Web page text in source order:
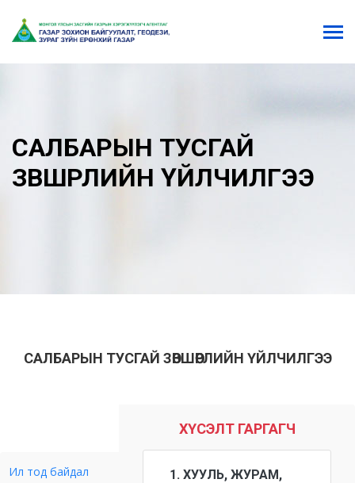
САЛБАРЫН ТУСГАЙ
ЗӨВШӨӨРЛИЙН ҮЙЛЧИЛГЭЭ
САЛБАРЫН ТУСГАЙ ЗӨВШӨӨРЛИЙН ҮЙЛЧИЛГЭЭ
Ил тод байдал
ХҮСЭЛТ ГАРГАГЧ
1. ХУУЛЬ, ЖУРАМ,